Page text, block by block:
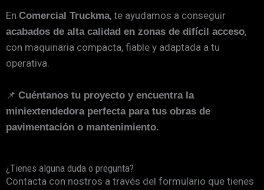
En Comercial Truckma, te ayudamos a conseguir
acabados de alta calidad en zonas de difícil acceso,
con maquinaria compacta, fiable y adaptada a tu
operativa.
📌 Cuéntanos tu proyecto y encuentra la
miniextendedora perfecta para tus obras de
pavimentación o mantenimiento.
¿Tienes alguna duda o pregunta?
Contacta con nostros a través del formulario que tienes